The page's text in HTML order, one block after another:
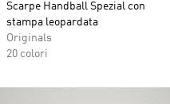
Scarpe Handball Spezial con
stampa leopardata
Originals
20 colori